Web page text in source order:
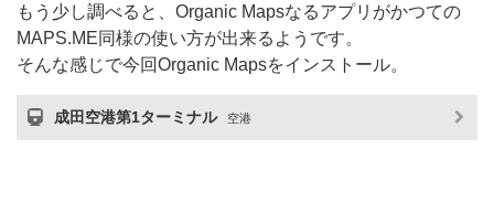
もう少し調べると、Organic Mapsなるアプリがかつての
MAPS.ME同様の使い方が出来るようです。
そんな感じで今回Organic Mapsをインストール。
成田空港第1ターミナル 空港